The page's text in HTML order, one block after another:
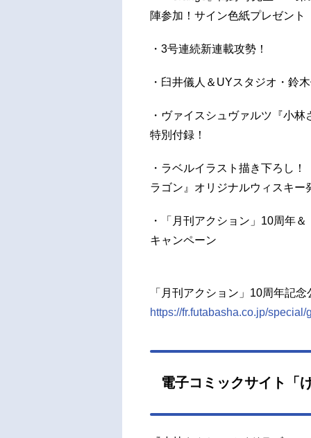
陣参加！サイン色紙プレゼント
・3号連続新連載攻勢！
・臼井儀人＆UYスタジオ・鈴
・ヴァイスシュヴァルツ『小
特別付録！
・ラベルイラスト描き下ろし
ラゴン』オリジナルウィスキー
・「月刊アクション」10周年
キャンペーン
「月刊アクション」10周年記
https://fr.futabasha.co.jp/
電子コミックサイト「